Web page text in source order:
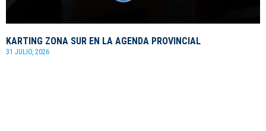
KARTING ZONA SUR EN LA AGENDA PROVINCIAL
31 JULIO, 2026